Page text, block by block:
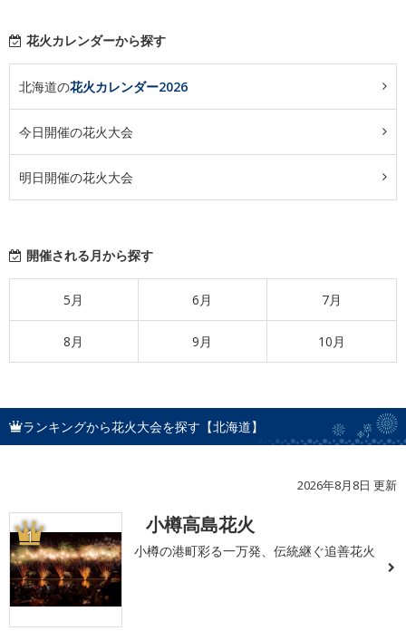
花火カレンダーから探す
北海道の花火カレンダー2026
今日開催の花火大会
明日開催の花火大会
開催される月から探す
5月 6月 7月
8月 9月 10月
ランキングから花火大会を探す【北海道】
2026年8月8日 更新
1 小樽高島花火
小樽の港町彩る一万発、伝統継ぐ追善花火